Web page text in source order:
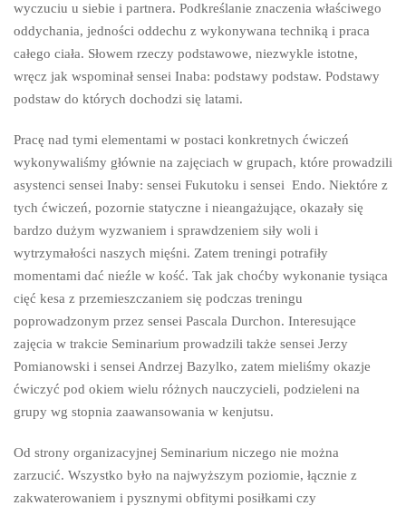
wyczuciu u siebie i partnera. Podkreślanie znaczenia właściwego
oddychania, jedności oddechu z wykonywana techniką i praca
całego ciała. Słowem rzeczy podstawowe, niezwykle istotne,
wręcz jak wspominał sensei Inaba: podstawy podstaw. Podstawy
podstaw do których dochodzi się latami.
Pracę nad tymi elementami w postaci konkretnych ćwiczeń
wykonywaliśmy głównie na zajęciach w grupach, które prowadzili
asystenci sensei Inaby: sensei Fukutoku i sensei Endo. Niektóre z
tych ćwiczeń, pozornie statyczne i nieangażujące, okazały się
bardzo dużym wyzwaniem i sprawdzeniem siły woli i
wytrzymałości naszych mięśni. Zatem treningi potrafiły
momentami dać nieźle w kość. Tak jak choćby wykonanie tysiąca
cięć kesa z przemieszczaniem się podczas treningu
poprowadzonym przez sensei Pascala Durchon. Interesujące
zajęcia w trakcie Seminarium prowadzili także sensei Jerzy
Pomianowski i sensei Andrzej Bazylko, zatem mieliśmy okazje
ćwiczyć pod okiem wielu różnych nauczycieli, podzieleni na
grupy wg stopnia zaawansowania w kenjutsu.
Od strony organizacyjnej Seminarium niczego nie można
zarzucić. Wszystko było na najwyższym poziomie, łącznie z
zakwaterowaniem i pysznymi obfitymi posiłkami czy